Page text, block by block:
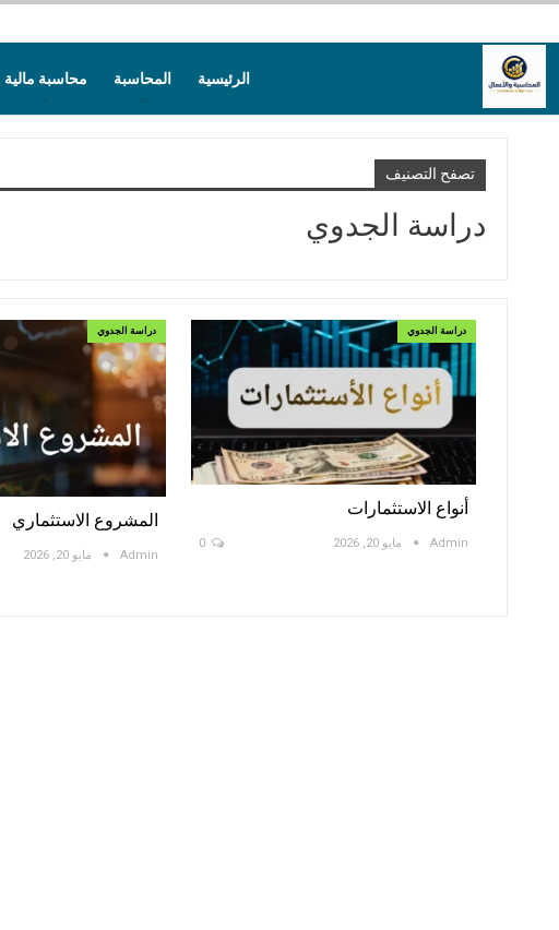
الرئيسية المحاسبة محاسبة مالية
تصفح التصنيف
دراسة الجدوي
دراسة الجدوي
أنواع الاستثمارات
Admin مايو 20, 2026 0
دراسة الجدوي
المشروع الاستثماري
Admin مايو 20, 2026